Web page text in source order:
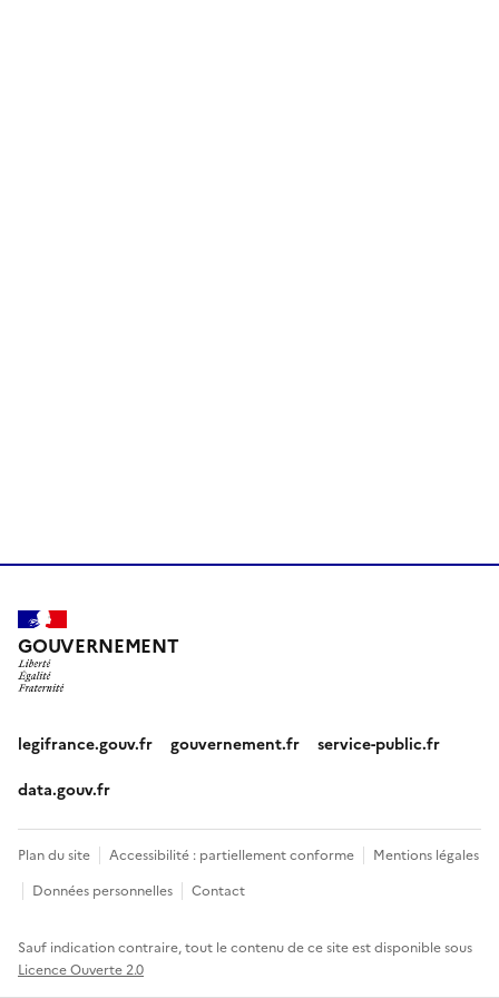
GOUVERNEMENT
legifrance.gouv.fr gouvernement.fr service-public.fr
data.gouv.fr
Plan du site Accessibilité : partiellement conforme
Mentions légales
Données personnelles
Contact
Sauf indication contraire, tout le contenu de ce site est disponible sous
Licence Ouverte 2.0